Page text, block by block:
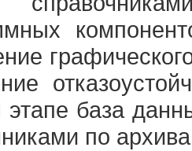
этапе база
по